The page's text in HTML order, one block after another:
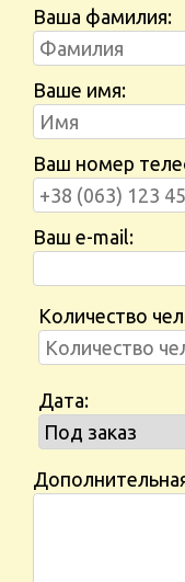
Ваша фамилия:
Ваше имя:
Ваш номер
Ваш e-mail:
Количество
Дата: